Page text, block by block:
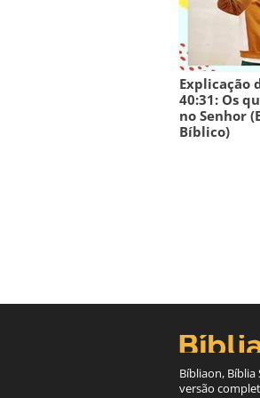
Explicação
40:31: Os
no Senhor
Bíblico)
Bíbliaon, Bíblia
versão